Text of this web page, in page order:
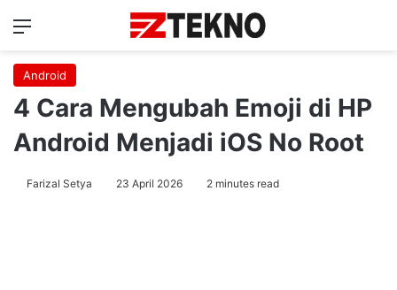
Menu
Android
4 Cara Mengubah Emoji di HP
Android Menjadi iOS No Root
Farizal Setya 23 April 2026 2 minutes read